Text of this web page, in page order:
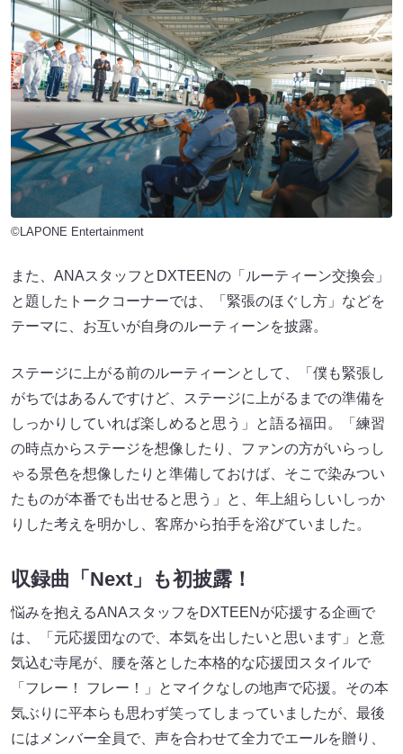
©LAPONE Entertainment
また、ANAスタッフとDXTEENの「ルーティーン交換会」
と題したトークコーナーでは、「緊張のほぐし方」などを
テーマに、お互いが自身のルーティーンを披露。
ステージに上がる前のルーティーンとして、「僕も緊張し
がちではあるんですけど、ステージに上がるまでの準備を
しっかりしていれば楽しめると思う」と語る福田。「練習
の時点からステージを想像したり、ファンの方がいらっし
ゃる景色を想像したりと準備しておけば、そこで染みつい
たものが本番でも出せると思う」と、年上組らしいしっか
りした考えを明かし、客席から拍手を浴びていました。
収録曲「Next」も初披露！
悩みを抱えるANAスタッフをDXTEENが応援する企画で
は、「元応援団なので、本気を出したいと思います」と意
気込む寺尾が、腰を落とした本格的な応援団スタイルで
「フレー！ フレー！」とマイクなしの地声で応援。その本
気ぶりに平本らも思わず笑ってしまっていましたが、最後
にはメンバー全員で、声を合わせて全力でエールを贈り、